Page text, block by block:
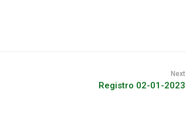
Next
Registro 02-01-2023